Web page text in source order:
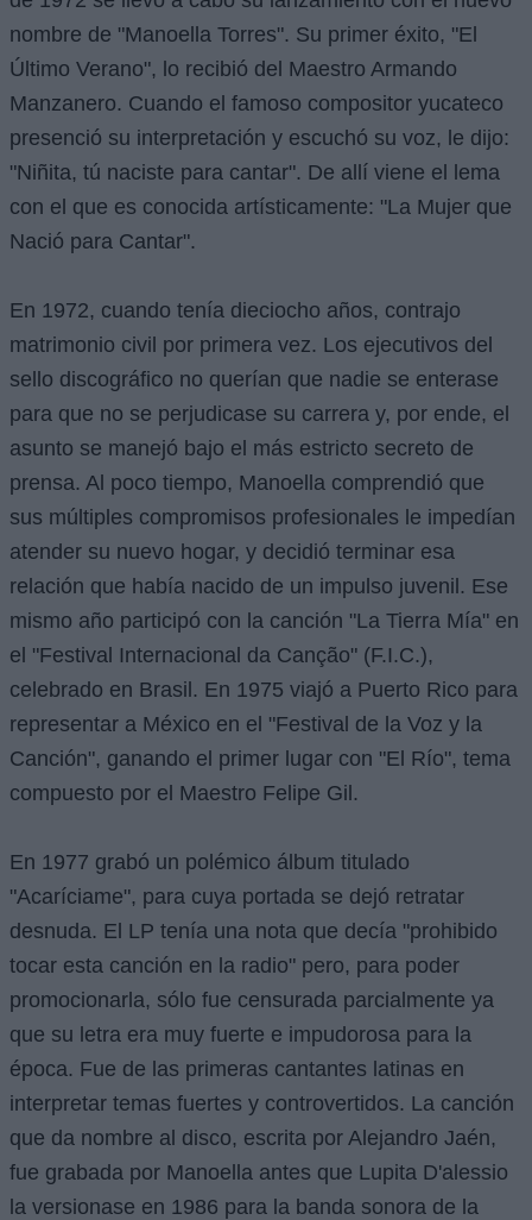
nombre de "Manoella Torres". Su primer éxito, "El
Último Verano", lo recibió del Maestro Armando
Manzanero. Cuando el famoso compositor yucateco
presenció su interpretación y escuchó su voz, le dijo:
"Niñita, tú naciste para cantar". De allí viene el lema
con el que es conocida artísticamente: "La Mujer que
Nació para Cantar".
En 1972, cuando tenía dieciocho años, contrajo
matrimonio civil por primera vez. Los ejecutivos del
sello discográfico no querían que nadie se enterase
para que no se perjudicase su carrera y, por ende, el
asunto se manejó bajo el más estricto secreto de
prensa. Al poco tiempo, Manoella comprendió que
sus múltiples compromisos profesionales le impedían
atender su nuevo hogar, y decidió terminar esa
relación que había nacido de un impulso juvenil. Ese
mismo año participó con la canción "La Tierra Mía" en
el "Festival Internacional da Canção" (F.I.C.),
celebrado en Brasil. En 1975 viajó a Puerto Rico para
representar a México en el "Festival de la Voz y la
Canción", ganando el primer lugar con "El Río", tema
compuesto por el Maestro Felipe Gil.
En 1977 grabó un polémico álbum titulado
"Acaríciame", para cuya portada se dejó retratar
desnuda. El LP tenía una nota que decía "prohibido
tocar esta canción en la radio" pero, para poder
promocionarla, sólo fue censurada parcialmente ya
que su letra era muy fuerte e impudorosa para la
época. Fue de las primeras cantantes latinas en
interpretar temas fuertes y controvertidos. La canción
que da nombre al disco, escrita por Alejandro Jaén,
fue grabada por Manoella antes que Lupita D'alessio
la versionase en 1986 para la banda sonora de la